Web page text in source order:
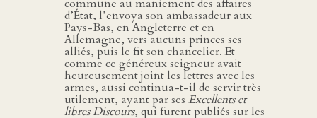
commune au maniement des affaires
d’État, l’envoya son ambassadeur aux
Pays-Bas, en Angleterre et en
Allemagne, vers aucuns princes ses
alliés, puis le fit son chancelier. Et
comme ce généreux seigneur avait
heureusement joint les lettres avec les
armes, aussi continua-t-il de servir très
utilement, ayant par ses Excellents et
libres Discours, qui furent publiés sur les